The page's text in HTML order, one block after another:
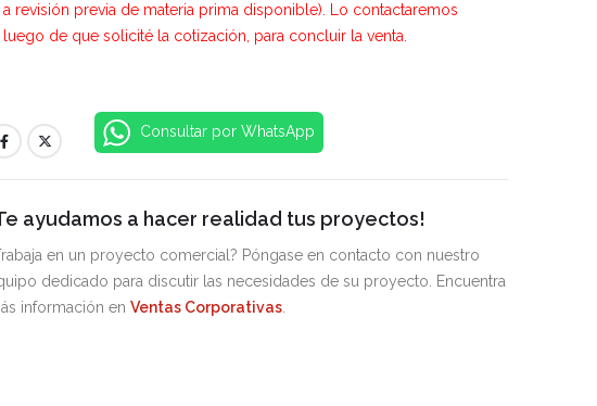
a revisión previa de materia prima disponible). Lo contactaremos
luego de que solicité la cotización, para concluir la venta.
Consultar por WhatsApp
ayudamos a hacer realidad tus proyectos!
en un proyecto comercial? Póngase en contacto con nuestro
dedicado para discutir las necesidades de su proyecto. Encuentra
información en Ventas Corporativas.